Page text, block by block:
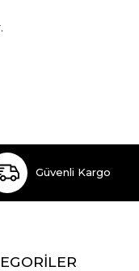
Güvenli Kargo